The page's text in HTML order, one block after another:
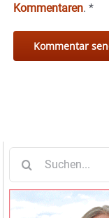
Kommentaren. *
nach: